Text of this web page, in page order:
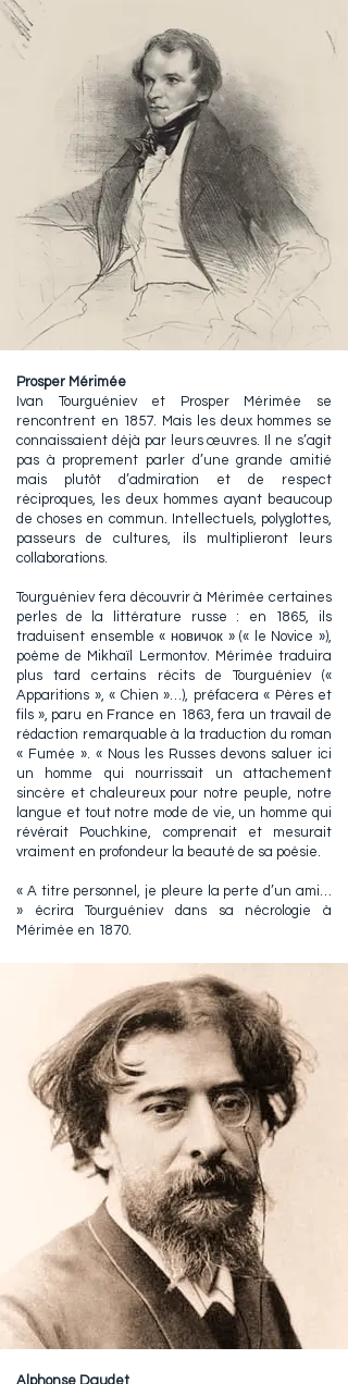
Prosper Mérimée
Ivan Tourguéniev et Prosper Mérimée se
rencontrent en 1857. Mais les deux hommes se
connaissaient déjà par leurs œuvres. Il ne s’agit
pas à proprement parler d’une grande amitié
mais plutôt d’admiration et de respect
réciproques, les deux hommes ayant beaucoup
de choses en commun. Intellectuels, polyglottes,
passeurs de cultures, ils multiplieront leurs
collaborations.
Tourguéniev fera découvrir à Mérimée certaines
perles de la littérature russe : en 1865, ils
traduisent ensemble « новичок » (« le Novice »),
poème de Mikhaïl Lermontov. Mérimée traduira
plus tard certains récits de Tourguéniev («
Apparitions », « Chien »…), préfacera « Pères et
fils », paru en France en 1863, fera un travail de
rédaction remarquable à la traduction du roman
« Fumée ». « Nous les Russes devons saluer ici
un homme qui nourrissait un attachement
sincère et chaleureux pour notre peuple, notre
langue et tout notre mode de vie, un homme qui
révérait Pouchkine, comprenait et mesurait
vraiment en profondeur la beauté de sa poésie.
« A titre personnel, je pleure la perte d’un ami…
» écrira Tourguéniev dans sa nécrologie à
Mérimée en 1870.
Alphonse Daudet